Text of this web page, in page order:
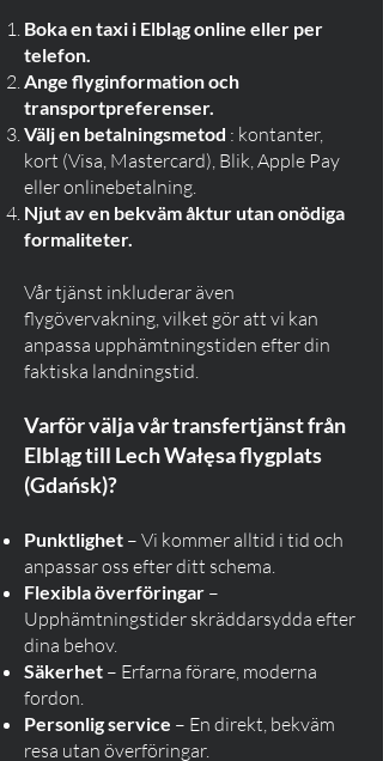
Boka en taxi i Elbląg online eller per
telefon.
Ange flyginformation och
transportpreferenser.
Välj en betalningsmetod : kontanter,
kort (Visa, Mastercard), Blik, Apple Pay
eller onlinebetalning.
Njut av en bekväm åktur utan onödiga
formaliteter.
Vår tjänst inkluderar även
flygövervakning, vilket gör att vi kan
anpassa upphämtningstiden efter din
faktiska landningstid.
Varför välja vår transfertjänst från
Elbląg till Lech Wałęsa flygplats
(Gdańsk)?
Punktlighet – Vi kommer alltid i tid och
anpassar oss efter ditt schema.
Flexibla överföringar –
Upphämtningstider skräddarsydda efter
dina behov.
Säkerhet – Erfarna förare, moderna
fordon.
Personlig service – En direkt, bekväm
resa utan överföringar.